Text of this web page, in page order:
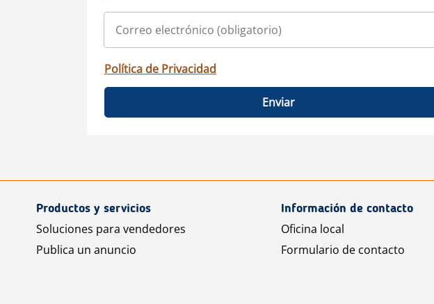
Política de Privacidad
Enviar
Productos y servicios
Soluciones para vendedores
Publica un anuncio
Información de contacto
Oficina local
Formulario de contacto